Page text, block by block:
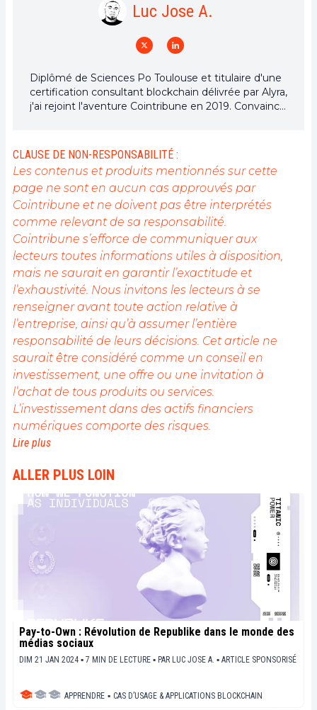
Luc Jose A.
Diplômé de Sciences Po Toulouse et titulaire d'une
certification consultant blockchain délivrée par Alyra,
j'ai rejoint l'aventure Cointribune en 2019. Convaincu
l'engagement de sensibiliser et d'informer le grand
public sur cet écosystème en constante évolution.
Mon objectif est de permettre à chacun de mieux
comprendre la blockchain et de saisir les
opportunités qu'elle offre. Je m'efforce chaque jour
de fournir une analyse objective de l'actualité, de
décrypter les tendances du marché, de relayer les
dernières innovations technologiques et de mettre
en perspective les enjeux économiques et
sociétaux de cette révolution en marche.
CLAUSE DE NON-RESPONSABILITÉ :
Les contenus et produits mentionnés sur cette
page ne sont en aucun cas approuvés par
Cointribune et ne doivent pas être interprétés
comme relevant de sa responsabilité.
Cointribune s’efforce de communiquer aux
lecteurs toutes informations utiles à disposition,
mais ne saurait en garantir l’exactitude et
l’exhaustivité. Nous invitons les lecteurs à se
renseigner avant toute action relative à
l’entreprise, ainsi qu’à assumer l’entière
responsabilité de leurs décisions. Cet article ne
saurait être considéré comme un conseil en
investissement, une offre ou une invitation à
l’achat de tous produits ou services.
L’investissement dans des actifs financiers
numériques comporte des risques.
Lire plus
ALLER PLUS LOIN
Pay-to-Own : Révolution de Republike dans le monde des
médias sociaux
DIM 21 JAN 2024 ▪ 7 MIN DE LECTURE ▪ PAR LUC JOSE A. ▪ ARTICLE SPONSORISÉ
APPRENDRE ▪ CAS D’USAGE & APPLICATIONS BLOCKCHAIN